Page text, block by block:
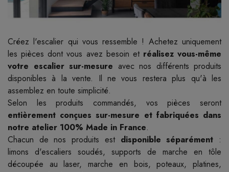
Créez l'escalier qui vous ressemble ! Achetez uniquement
les pièces dont vous avez besoin et réalisez vous-même
votre escalier sur-mesure avec nos différents produits
disponibles à la vente. Il ne vous restera plus qu'à les
assemblez en toute simplicité.
Selon les produits commandés, vos pièces seront
entièrement conçues sur-mesure et fabriquées dans
notre atelier 100% Made in France.
Chacun de nos produits est disponible séparément :
limons d'escaliers soudés, supports de marche en tôle
découpée au laser, marche en bois, poteaux, platines,